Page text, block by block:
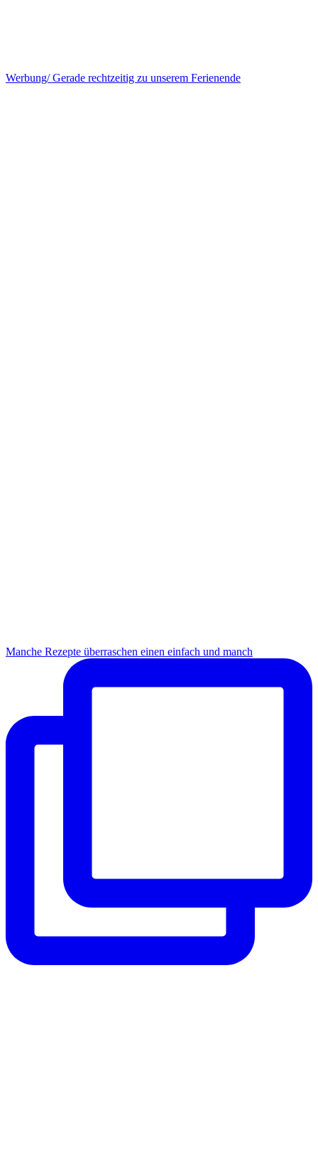
Werbung/ Gerade rechtzeitig zu unserem Ferienende
Manche Rezepte überraschen einen einfach und manch